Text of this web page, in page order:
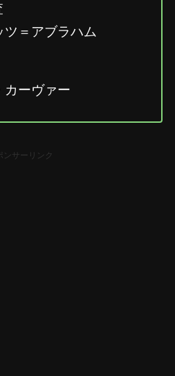
＝アブラハム
カーヴァー
ンサーリンク